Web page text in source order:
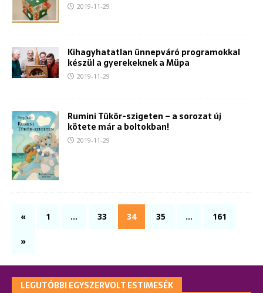
2019-11-29
Kihagyhatatlan ünnepváró programokkal
készül a gyerekeknek a Müpa
2019-11-29
Rumini Tükör-szigeten – a sorozat új
kötete már a boltokban!
2019-11-29
« 1 … 33 34 35 … 161
»
LEGUTÓBBI EGYSZERVOLT ESTIMESÉK